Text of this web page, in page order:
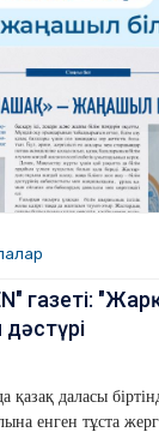
газеті:
дәстүрі
даласы
енген тұста